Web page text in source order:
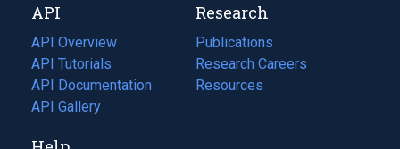
tab)
new
tab)
API
API Overview
API Tutorials
API Documentation
(opens
in
API Gallery
Research
Publications
(opens
in
a
Research Careers
(opens
in
Resources
(opens